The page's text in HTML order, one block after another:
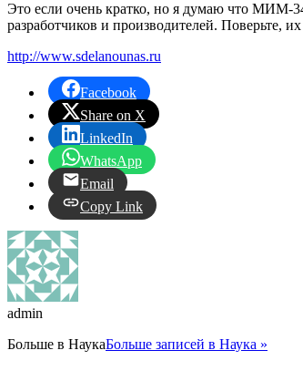
Это если очень кратко, но я думаю что МИМ-
разработчиков и производителей. Поверьте,
http://www.sdelanounas.ru
Facebook
Share on X
LinkedIn
WhatsApp
Email
Copy Link
admin
Больше в НаукаБольше записей в Наука »